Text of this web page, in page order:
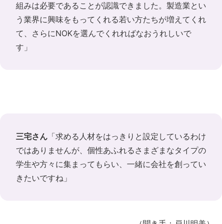
組みは必要であることが認識できました。製造業とい
う業界に興味をもってくれる若い方たちが増えてくれ
て、さらにNOKを選んでくれればなおうれしいで
す」
三宅さん 「求める人材をはっきりと設定しているわけ
ではありませんが、個性あふれるさまざまなタイプの
学生や方々に集まってもらい、一緒に会社を創ってい
きたいですね」